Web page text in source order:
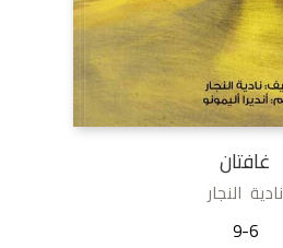
غافتان
نادية النجار
9-6